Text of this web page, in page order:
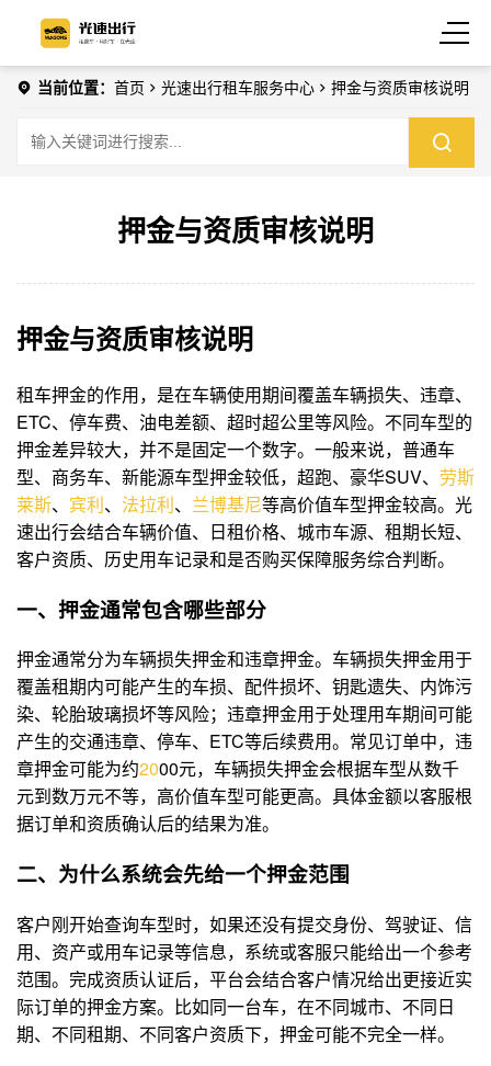
当前位置： 首页 光速出行租车服务中心 押金与资质审核说明
押金与资质审核说明
押金与资质审核说明
租车押金的作用，是在车辆使用期间覆盖车辆损失、违章、
ETC、停车费、油电差额、超时超公里等风险。不同车型的
押金差异较大，并不是固定一个数字。一般来说，普通车
型、商务车、新能源车型押金较低，超跑、豪华SUV、 劳斯
莱斯、 宾利、 法拉利、 兰博基尼等高价值车型押金较高。光
速出行会结合车辆价值、日租价格、城市车源、租期长短、
客户资质、历史用车记录和是否购买保障服务综合判断。
一、押金通常包含哪些部分
押金通常分为车辆损失押金和违章押金。车辆损失押金用于
覆盖租期内可能产生的车损、配件损坏、钥匙遗失、内饰污
染、轮胎玻璃损坏等风险；违章押金用于处理用车期间可能
产生的交通违章、停车、ETC等后续费用。常见订单中，违
章押金可能为约2000元，车辆损失押金会根据车型从数千
元到数万元不等，高价值车型可能更高。具体金额以客服根
据订单和资质确认后的结果为准。
二、为什么系统会先给一个押金范围
客户刚开始查询车型时，如果还没有提交身份、驾驶证、信
用、资产或用车记录等信息，系统或客服只能给出一个参考
范围。完成资质认证后，平台会结合客户情况给出更接近实
际订单的押金方案。比如同一台车，在不同城市、不同日
期、不同租期、不同客户资质下，押金可能不完全一样。